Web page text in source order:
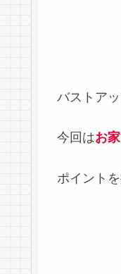
バストア
今回はお
ポイント